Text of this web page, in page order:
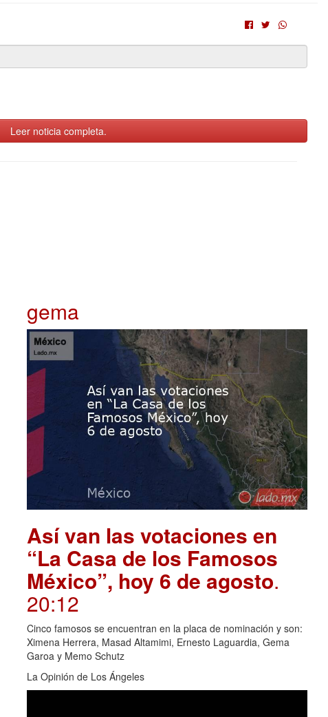
Leer noticia completa.
gema
Así van las votaciones en
“La Casa de los Famosos
México”, hoy 6 de agosto.
20:12
Cinco famosos se encuentran en la placa de nominación y son:
Ximena Herrera, Masad Altamimi, Ernesto Laguardia, Gema
Garoa y Memo Schutz
La Opinión de Los Ángeles